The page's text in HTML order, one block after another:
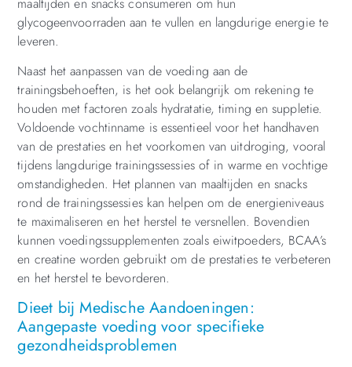
glycogeenvoorraden aan te vullen en langdurige energie te
leveren.
Naast het aanpassen van de voeding aan de
trainingsbehoeften, is het ook belangrijk om rekening te
houden met factoren zoals hydratatie, timing en suppletie.
Voldoende vochtinname is essentieel voor het handhaven
van de prestaties en het voorkomen van uitdroging, vooral
tijdens langdurige trainingssessies of in warme en vochtige
omstandigheden. Het plannen van maaltijden en snacks
rond de trainingssessies kan helpen om de energieniveaus
te maximaliseren en het herstel te versnellen. Bovendien
kunnen voedingssupplementen zoals eiwitpoeders, BCAA’s
en creatine worden gebruikt om de prestaties te verbeteren
en het herstel te bevorderen.
Dieet bij Medische Aandoeningen:
Aangepaste voeding voor specifieke
gezondheidsproblemen